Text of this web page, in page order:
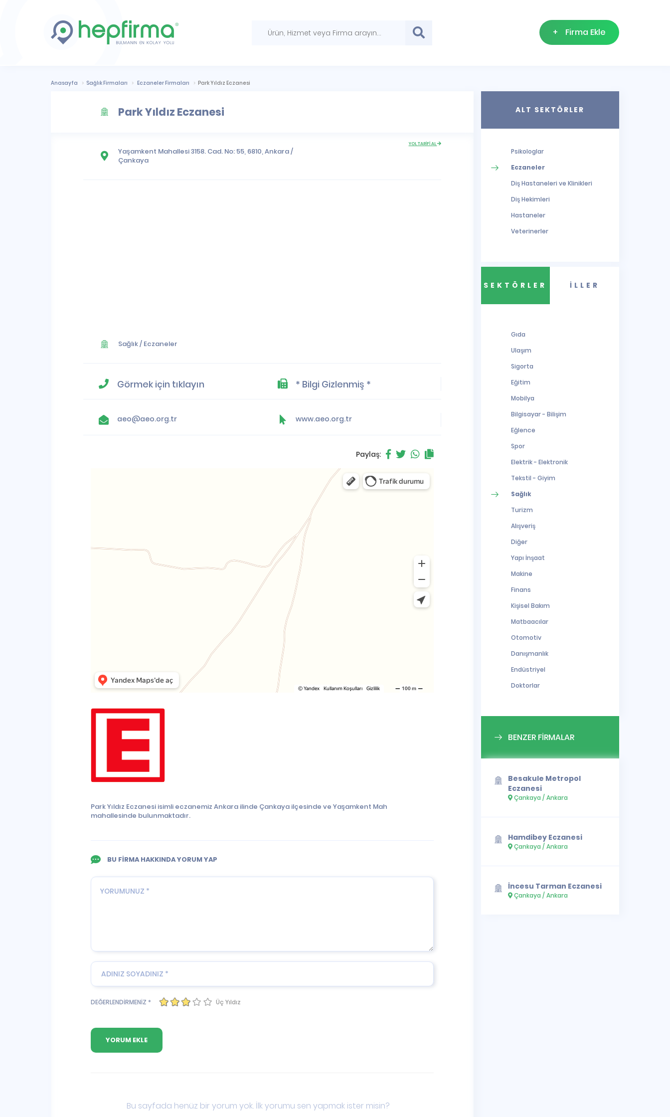
+ Firma Ekle
Anasayfa Sağlık Firmaları Eczaneler Firmaları Park Yıldız Eczanesi
Park Yıldız Eczanesi
Yaşamkent Mahallesi3158. Cad. No: 55, 6810,Ankara/
Çankaya
YOL TARİFİ AL
Sağlık/ Eczaneler
Görmek için tıklayın * Bilgi Gizlenmiş *
aeo@aeo.org.tr www.aeo.org.tr
Paylaş:
Park Yıldız Eczanesi isimli eczanemiz Ankara ilinde Çankaya ilçesinde ve Yaşamkent Mah
mahallesinde bulunmaktadır.
BU FİRMA HAKKINDA YORUM YAP
DEĞERLENDİRMENİZ * Üç Yıldız
Bu sayfada henüz bir yorum yok. İlk yorumu sen yapmak ister misin?
ALT SEKTÖRLER
Psikologlar
Eczaneler
Diş Hastaneleri ve Klinikleri
Diş Hekimleri
Hastaneler
Veterinerler
SEKTÖRLER İLLER
Gıda
Ulaşım
Sigorta
Eğitim
Mobilya
Bilgisayar - Bilişim
Eğlence
Spor
Elektrik - Elektronik
Tekstil - Giyim
Sağlık
Turizm
Alışveriş
Diğer
Yapı İnşaat
Makine
Finans
Kişisel Bakım
Matbaacılar
Otomotiv
Danışmanlık
Endüstriyel
Doktorlar
BENZER FİRMALAR
Besakule Metropol
Eczanesi
Çankaya / Ankara
Hamdibey Eczanesi
Çankaya / Ankara
İncesu Tarman Eczanesi
Çankaya / Ankara